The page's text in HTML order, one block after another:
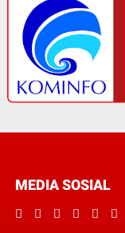
MEDIA SOSIAL